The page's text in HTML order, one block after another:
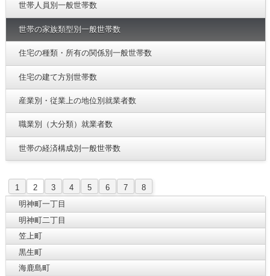
世帯人員別一般世帯数
世帯の家族類型別一般世帯数
住宅の種類・所有の関係別一般世帯数
住宅の建て方別世帯数
産業別・従業上の地位別就業者数
職業別（大分類）就業者数
世帯の経済構成別一般世帯数
1 2 3 4 5 6 7
8
明神町一丁目
明神町二丁目
笠上町
黒生町
海鹿島町